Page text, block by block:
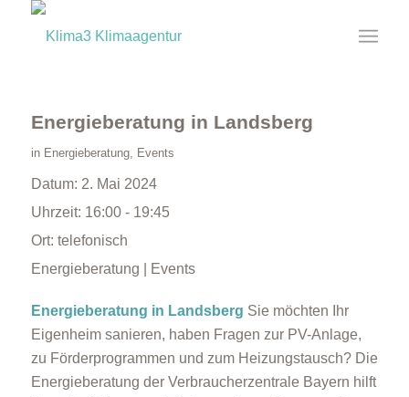
Energieberatung in Landsberg
in Energieberatung, Events
Datum: 2. Mai 2024
Uhrzeit: 16:00 - 19:45
Ort: telefonisch
Energieberatung | Events
Energieberatung in Landsberg Sie möchten Ihr
Eigenheim sanieren, haben Fragen zur PV-Anlage,
zu Förderprogrammen und zum Heizungstausch? Die
Energieberatung der Verbraucherzentrale Bayern hilft